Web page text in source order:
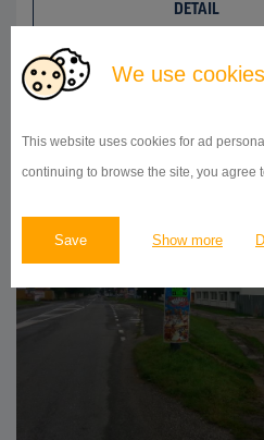
We use cookies
This website uses cookies for ad
continuing to browse the site, you agree
Save Show more
DETAIL
BILLBOARD